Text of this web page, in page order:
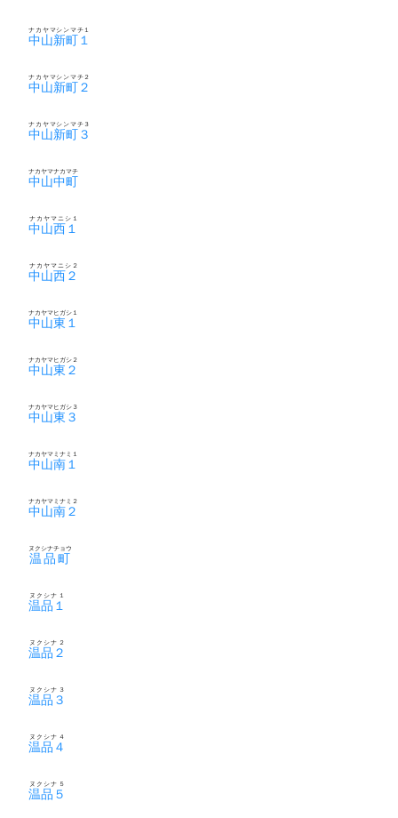
中山新町１
ナカヤマシンマチ１
中山新町２
ナカヤマシンマチ２
中山新町３
ナカヤマシンマチ３
中山中町
ナカヤマナカマチ
中山西１
ナカヤマニシ１
中山西２
ナカヤマニシ２
中山東１
ナカヤマヒガシ１
中山東２
ナカヤマヒガシ２
中山東３
ナカヤマヒガシ３
中山南１
ナカヤマミナミ１
中山南２
ナカヤマミナミ２
温品町
ヌクシナチョウ
温品１
ヌクシナ１
温品２
ヌクシナ２
温品３
ヌクシナ３
温品４
ヌクシナ４
温品５
ヌクシナ５